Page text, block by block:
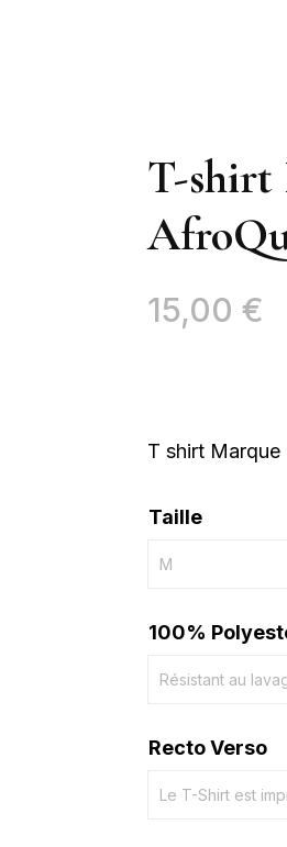
T-shirt
15,00 €
T shirt
Taille
100%
Recto Verso